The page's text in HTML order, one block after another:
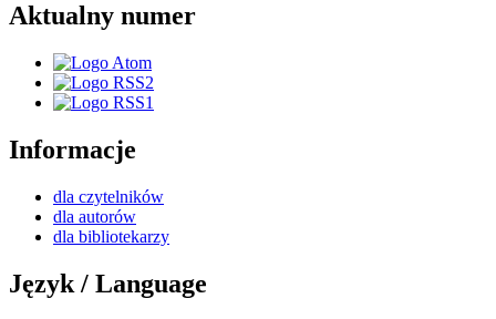
Aktualny numer
Informacje
dla czytelników
dla autorów
dla bibliotekarzy
Język / Language